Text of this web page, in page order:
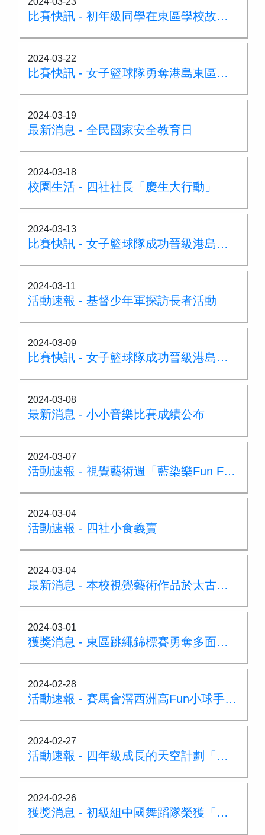
比賽快訊 - 初年級同學在東區學校故事演講比賽奪得多個獎項
2024-03-22
比賽快訊 - 女子籃球隊勇奪港島東區小學校際籃球比賽亞軍
2024-03-19
最新消息 - 全民國家安全教育日
2024-03-18
校園生活 - 四社社長「慶生大行動」
2024-03-13
比賽快訊 - 女子籃球隊成功晉級港島東區小學籃球比賽四強!!
2024-03-11
活動速報 - 基督少年軍探訪長者活動
2024-03-09
比賽快訊 - 女子籃球隊成功晉級港島東區小學籃球比賽八強
2024-03-08
最新消息 - 小小音樂比賽成績公布
2024-03-07
活動速報 - 視覺藝術週「藍染樂Fun Fun」
2024-03-04
活動速報 - 四社小食義賣
2024-03-04
最新消息 - 本校視覺藝術作品於太古港鐵站社區藝術畫廊展出
2024-03-01
獲獎消息 - 東區跳繩錦標賽勇奪多面獎牌
2024-02-28
活動速報 - 賽馬會滘西洲高Fun小球手計劃
2024-02-27
活動速報 - 四年級成長的天空計劃「再戰營會」
2024-02-26
獲獎消息 - 初級組中國舞蹈隊榮獲「第六十屆學校舞蹈節」甲級獎